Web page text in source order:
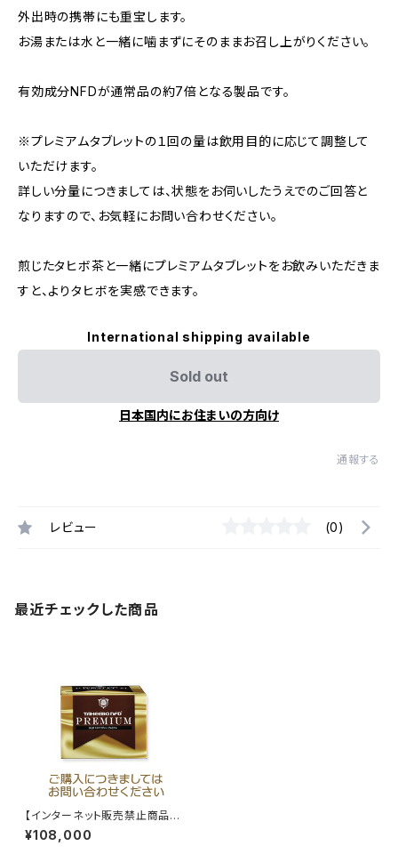
外出時の携帯にも重宝します。
お湯または水と一緒に噛まずにそのままお召し上がりください。
有効成分NFDが通常品の約7倍となる製品です。
※プレミアムタブレットの１回の量は飲用目的に応じて調整して
いただけます。
詳しい分量につきましては、状態をお伺いしたうえでのご回答と
なりますので、お気軽にお問い合わせください。
煎じたタヒボ茶と一緒にプレミアムタブレットをお飲みいただきま
すと、よりタヒボを実感できます。
International shipping available
Sold out
日本国内にお住まいの方向け
通報する
レビュー (0)
最近チェックした商品
【インターネット販売禁止商品】
タヒボNFDプレミアム（粒タイ
プ）（6粒×30包入）タヒボジャパ
¥108,000